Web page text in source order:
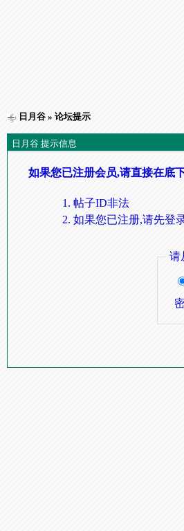
日月谷» 论坛提示
日月谷 提示信息
如果您已注册会员,请直接在底
帖子ID非法
如果您已注册,请先登
请